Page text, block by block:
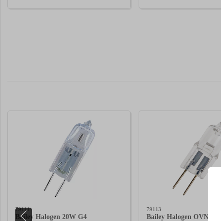
79111
Bailey Halogen 20W G4
79113
Bailey Halogen OVN